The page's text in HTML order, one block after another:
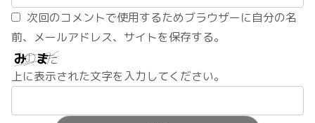
次回のコメントで使用するためブラウザーに自分の名
前、メールアドレス、サイトを保存する。
上に表示された文字を入力してください。